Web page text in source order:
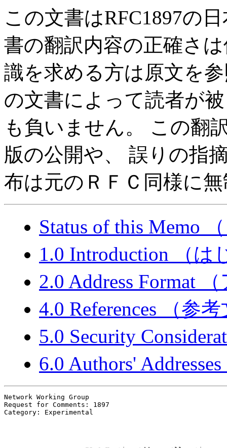
この文書はRFC1897の
書の翻訳内容の正確さ
識を求める方は原文を
の文書によって読者が
も負いません。 この翻
版の公開や、 誤りの指
布は元のＲＦＣ同様に
Status of this Memo
1.0 Introduction
（は
2.0 Address Format
4.0 References
（参
5.0 Security
6.0 Authors' Addresses
Network Working Group
Request for Comments: 1897
Category: Experimental